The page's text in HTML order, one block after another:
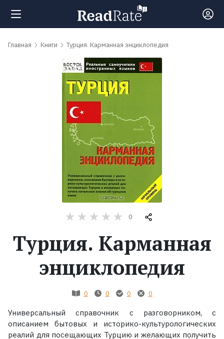
Поиск
обсуждаемые
Жанры
Серии
Экранизации
Коллекции
Главная Книги Турция. Карманная энциклопедия
0
Турция. Карманная
энциклопедия
0 0 0 0
Универсальный справочник с разговорником, с
описанием бытовых и историко-культурологических
реалий для посещающих Турцию и желающих получить